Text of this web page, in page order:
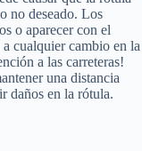
no deseado. Los
o aparecer con el
cualquier cambio en la
a las carreteras!
una distancia
daños en la rótula.